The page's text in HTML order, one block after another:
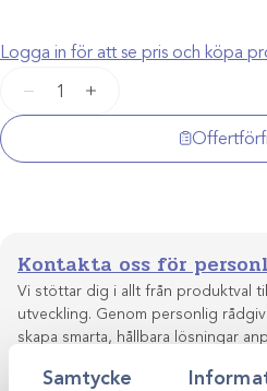
Samtycke
Logga in för att se pris och köpa
1,4x8mm
/10st
+
Kontakta oss för
Vi stöttar dig i allt från produktval
utveckling. Genom personlig
skapa smarta, hållbara lösningar